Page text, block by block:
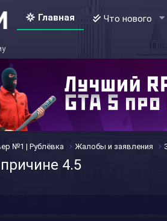
Главная Что нового
№1 | Рублёвка Жалобы и заявления
4.5